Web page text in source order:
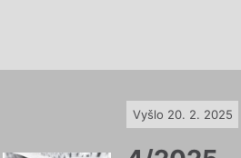
Vyšlo 20. 2. 2025